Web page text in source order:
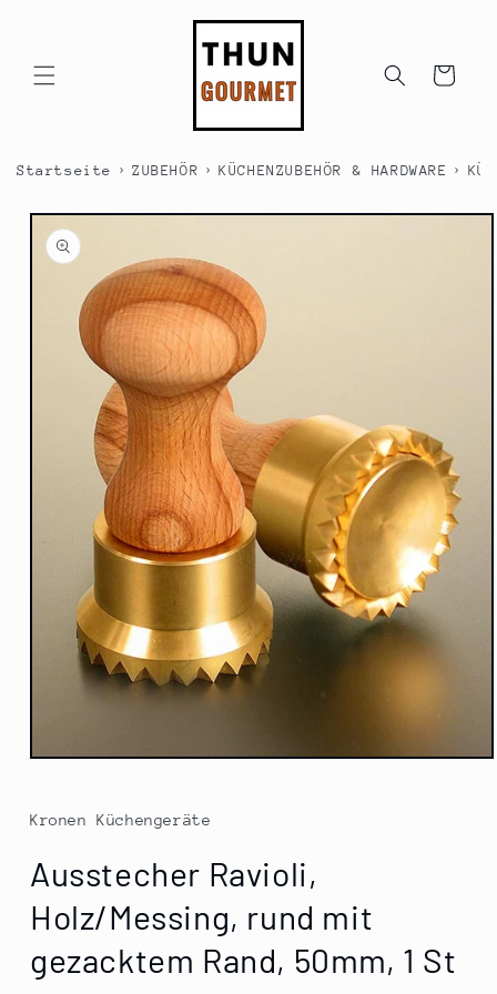
Warenkorb
Startseite › ZUBEHÖR › KÜCHENZUBEHÖR & HARDWARE ›
Medien
Modal
öffnen
Kronen Küchengeräte
Ausstecher Ravioli,
Holz/Messing, rund mit
gezacktem Rand, 50mm, 1 St